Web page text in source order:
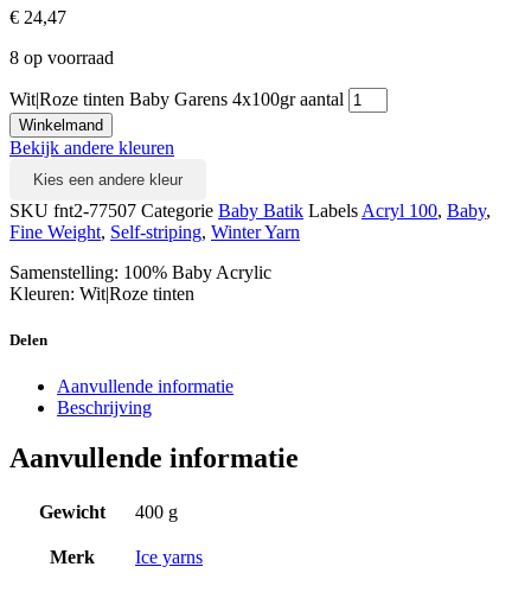
€ 24,47
8 op voorraad
Wit|Roze tinten Baby Garens 4x100gr aantal
Winkelmand
Bekijk andere kleuren
Kies een andere kleur
SKU fnt2-77507 Categorie Baby Batik Labels Acryl 100, Baby,
Fine Weight, Self-striping, Winter Yarn
Samenstelling: 100% Baby Acrylic
Kleuren: Wit|Roze tinten
Delen
Aanvullende informatie
Beschrijving
Aanvullende informatie
Gewicht 400 g
Merk Ice yarns